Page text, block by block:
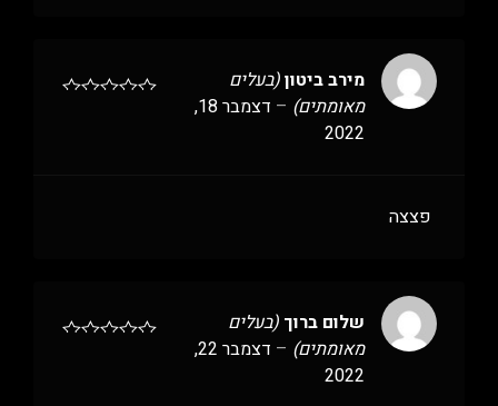
מירב ביטון(בעלים
מאומתים) –
דצמבר 18,
2022
פצצה
שלום ברוך (בעלים
מאומתים) –
דצמבר 22,
2022